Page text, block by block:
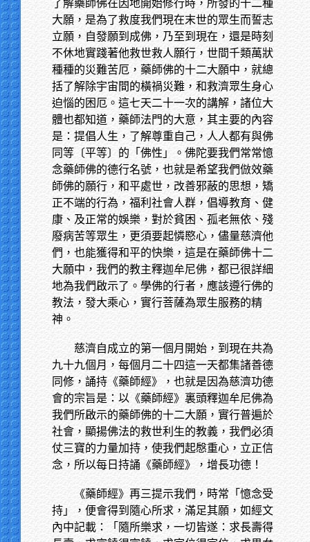
了解藥師佛在因地開始修行時，所發的十二種
大願，是為了救度我們現在末世的眾生而誓志
立願，自發願到成佛，乃至到現在，還是時刻
不休地實踐著他救世救人願行，世間千類萬狀
種種的災難苦厄，藥師佛的十二大願中，就總
括了解除宇宙間的橫禍災難，和救濟眾生身心
迫惱的困厄。這七天二十一次的講解，諸位大
體也都知道，藥師法門的大意，其主要的內容
是：提倡人生，了解尊重自己，人人都有與佛
同等〔平等〕的「佛性」。佛陀要我們常常憶
念藥師佛的德行名號，也就是希望我們倣效藥
師佛的願行，和平處世，改善邪蔽的思想，矯
正不端的行為，福利社會人群，倡導教育、健
康、及正常的娛樂，對於貧困、孤老無依、殘
廢病苦等眾生，更須要起憐愍心，儘量慈濟他
們，也能獲得和平的快樂，這是在藥師佛十二
大願中，我們的教主釋迦牟尼佛，都已很詳細
地為我們啟示了。學佛的行者，應該遵行佛的
教法，發大乘心，實行菩薩為眾生服務的精
神。
慈濟自成立的第一個月開始，到現在共為
九十九個月，每個月二十四這一天都集諸善德
同修，誦持《藥師經》，也就是因為慈濟功德
會的宗旨是：以《藥師經》裏頭釋迦牟尼佛為
我們所啟示的藥師佛的十二大願，實行普遍於
社會，顯揚佛法的救世利生的教義，我們必須
仗三寶的力量加持，使我們起慇重心，立正信
念，所以每日持誦《藥師經》，增長功德！
《藥師經》再三提示我們，時常「憶念受
持」，便會得到隨心所求，滿足其願，如經文
內中記載：「隨所樂求，一切皆遂：求長壽得